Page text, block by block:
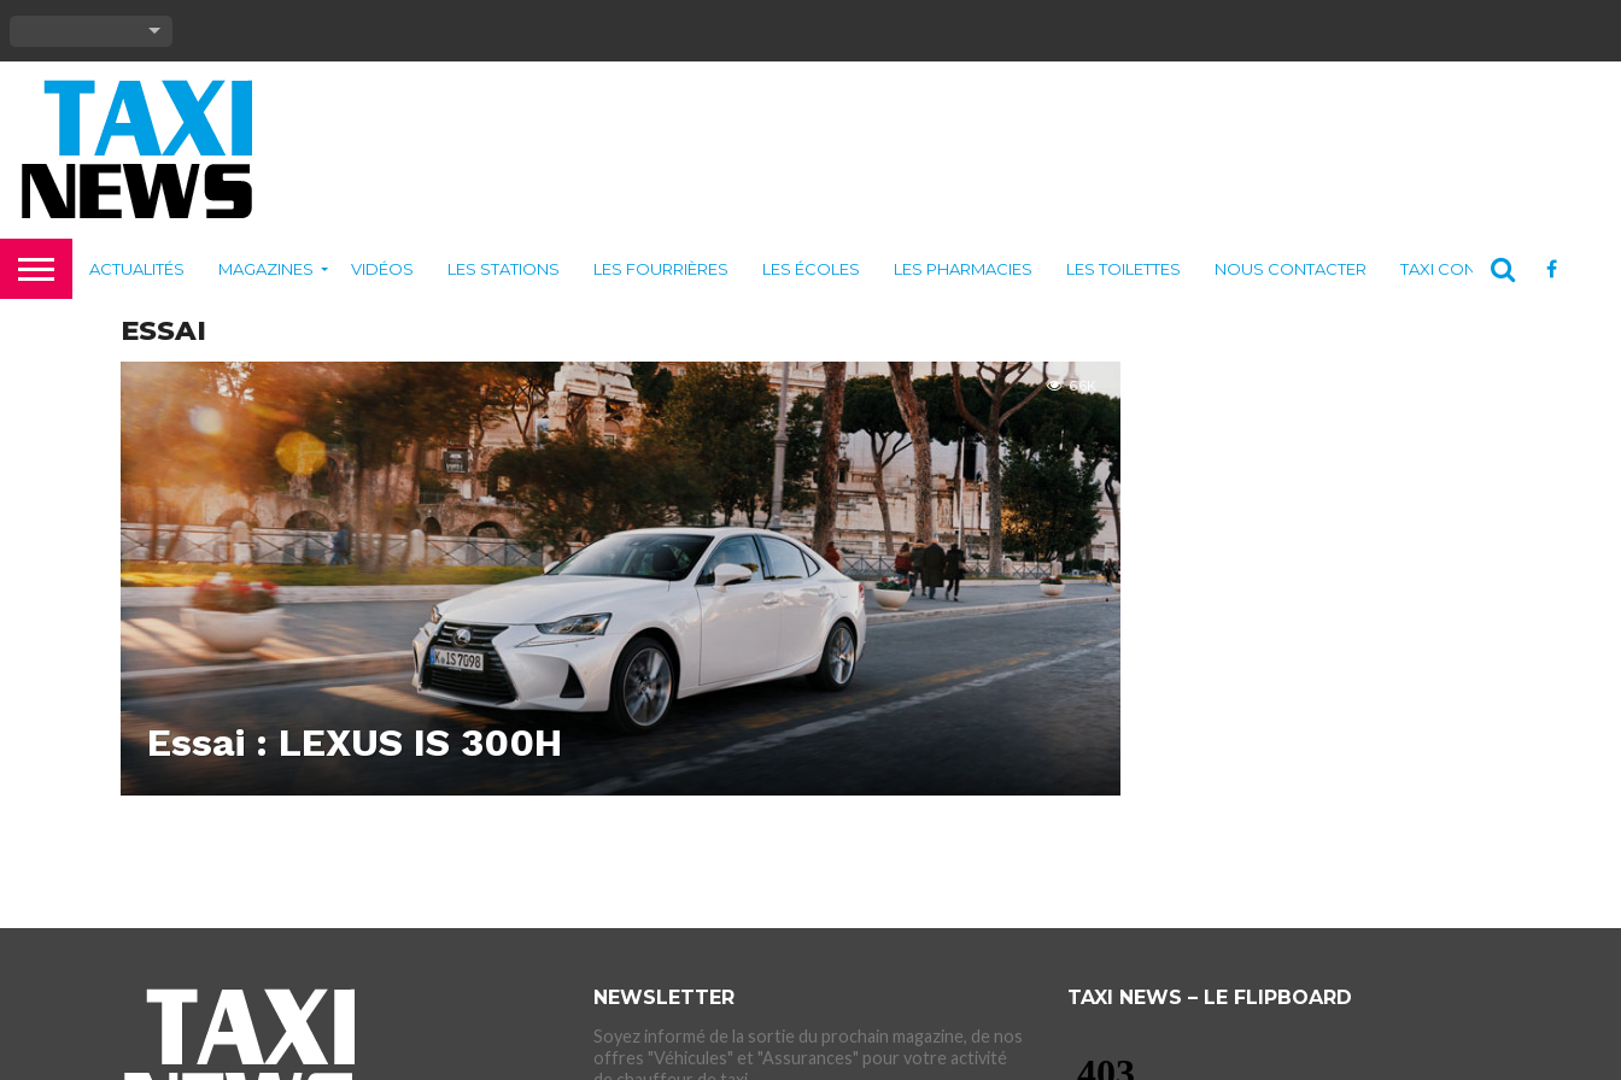
ACTUALITÉS MAGAZINES VIDÉOS LES STATIONS LES FOURRIÈRES LES ÉCOLES LES PHARMACIES LES TOILETTES NOUS CONTACTER TAXI CONSULTING
ESSAI
Essai : LEXUS IS 300H
6.6K
NEWSLETTER
Soyez informé de la sortie du prochain magazine, de nos
offres "Véhicules" et "Assurances" pour votre activité
TAXI NEWS – LE FLIPBOARD